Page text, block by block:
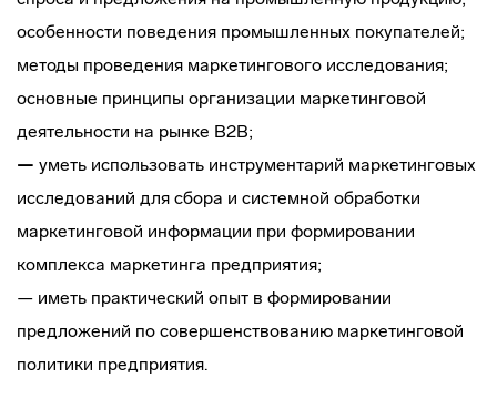
особенности поведения промышленных покупателей;
методы проведения маркетингового исследования;
основные принципы организации маркетинговой
деятельности на рынке В2В;
— уметь использовать инструментарий маркетинговых
исследований для сбора и системной обработки
маркетинговой информации при формировании
комплекса маркетинга предприятия;
— иметь практический опыт в формировании
предложений по совершенствованию маркетинговой
политики предприятия.